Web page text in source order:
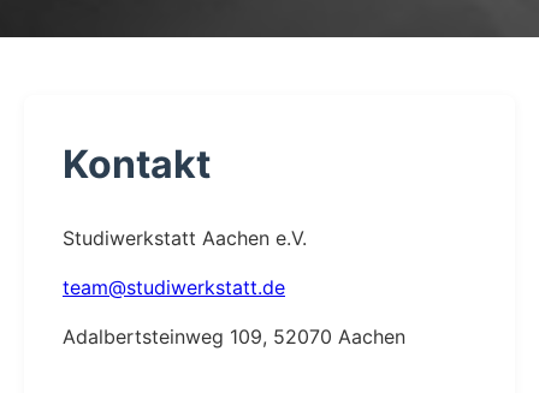
Kontakt
Studiwerkstatt Aachen e.V.
team@studiwerkstatt.de
Adalbertsteinweg 109, 52070 Aachen